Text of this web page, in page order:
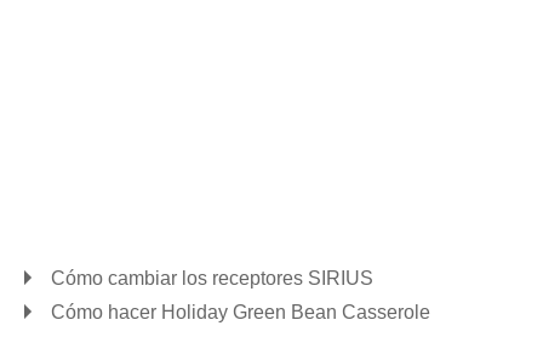
Cómo cambiar los receptores SIRIUS
Cómo hacer Holiday Green Bean Casserole